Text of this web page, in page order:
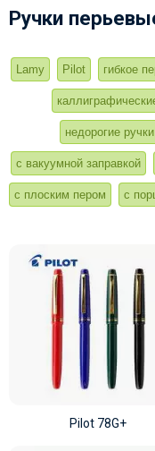
Ручки
Lamy Pilot гибкое
недорогие ручки
с вакуумной заправкой
с плоским пером с
Pilot 78G+